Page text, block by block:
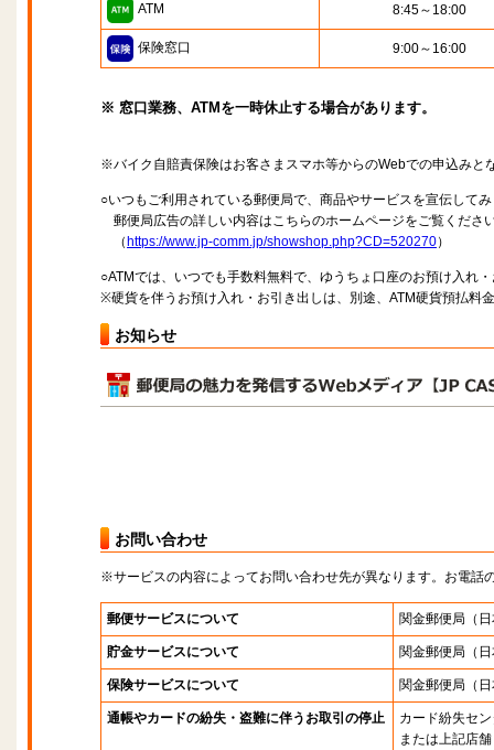
ATM 8:45～18:00
保険窓口 9:00～16:00
※ 窓口業務、ATMを一時休止する場合があります。
※バイク自賠責保険はお客さまスマホ等からのWebでの申込みと
○いつもご利用されている郵便局で、商品やサービスを宣伝して
郵便局広告の詳しい内容はこちらのホームページをご覧くださ
（ https://www.jp-comm.jp/showshop.php?CD=520270）
○ATMでは、いつでも手数料無料で、ゆうちょ口座のお預け入れ
※硬貨を伴うお預け入れ・お引き出しは、別途、ATM硬貨預払料
お知らせ
お問い合わせ
※サービスの内容によってお問い合わせ先が異なります。お電話
郵便サービスについて 関金郵便局 （
貯金サービスについて 関金郵便局 （
保険サービスについて 関金郵便局 （
通帳やカードの紛失・盗難に伴うお取引の停止
カード紛失セ
または上記店舗